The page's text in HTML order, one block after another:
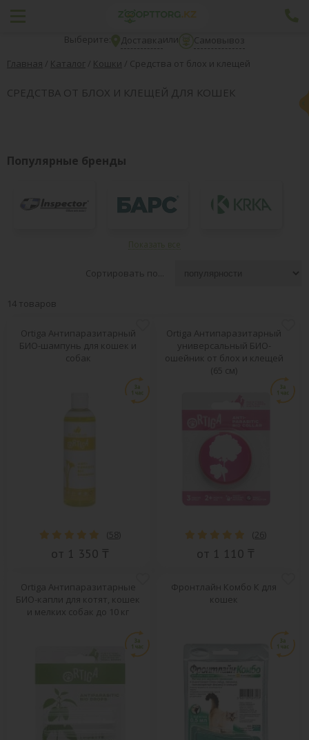
Выберите: Доставкаили
Самовывоз
Главная / Каталог / Кошки / Средства от блох и клещей
СРЕДСТВА ОТ БЛОХ И КЛЕЩЕЙ ДЛЯ КОШЕК
Популярные бренды
Сортировать по...
14 товаров
Ortiga Антипаразитарный
БИО-шампунь для кошек и
собак
(58)
от 1 350 ₸
Ortiga Антипаразитарный
универсальный БИО-
ошейник от блох и клещей
(65 см)
( 26)
от 1 110 ₸
Ortiga Антипаразитарные
БИО-капли для котят, кошек
и мелких собак до 10 кг
Фронтлайн Комбо К для
кошек